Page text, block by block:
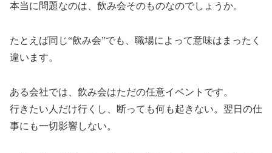
本当に問題なのは、飲み会そのものなのでしょうか。
たとえば同じ“飲み会”でも、職場によって意味はまったく
違います。
ある会社では、飲み会はただの任意イベントです。
行きたい人だけ行くし、断っても何も起きない。翌日の仕
事にも一切影響しない。